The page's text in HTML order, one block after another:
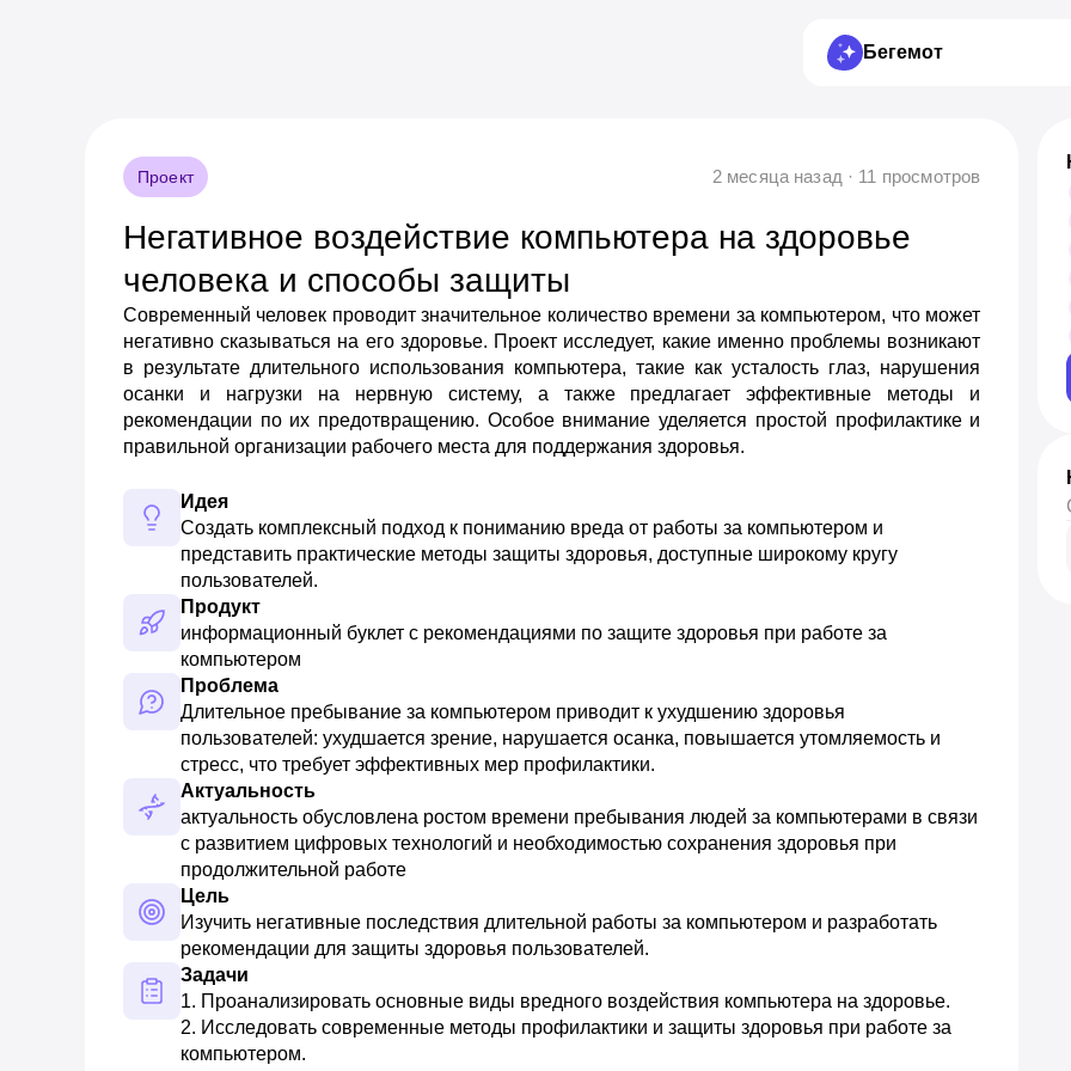
Бегемот
Проект 2 месяца назад · 11 просмотров
Негативное воздействие компьютера на здоровье
человека и способы защиты
Современный человек проводит значительное количество времени за компьютером, что может
негативно сказываться на его здоровье. Проект исследует, какие именно проблемы возникают
в результате длительного использования компьютера, такие как усталость глаз, нарушения
осанки и нагрузки на нервную систему, а также предлагает эффективные методы и
рекомендации по их предотвращению. Особое внимание уделяется простой профилактике и
правильной организации рабочего места для поддержания здоровья.
Идея
Создать комплексный подход к пониманию вреда от работы за компьютером и
представить практические методы защиты здоровья, доступные широкому кругу
пользователей.
Продукт
информационный буклет с рекомендациями по защите здоровья при работе за
компьютером
Проблема
Длительное пребывание за компьютером приводит к ухудшению здоровья
пользователей: ухудшается зрение, нарушается осанка, повышается утомляемость и
стресс, что требует эффективных мер профилактики.
Актуальность
актуальность обусловлена ростом времени пребывания людей за компьютерами в связи
с развитием цифровых технологий и необходимостью сохранения здоровья при
продолжительной работе
Цель
Изучить негативные последствия длительной работы за компьютером и разработать
рекомендации для защиты здоровья пользователей.
Задачи
1. Проанализировать основные виды вредного воздействия компьютера на здоровье.
2. Исследовать современные методы профилактики и защиты здоровья при работе за
компьютером.